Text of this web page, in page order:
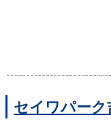
セイワパーク